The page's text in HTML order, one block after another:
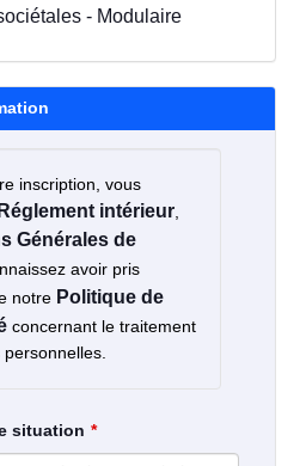
- Modulaire
inscription, vous
Réglement intérieur,
Générales de
avoir pris
notre Politique de
concernant le traitement
situation